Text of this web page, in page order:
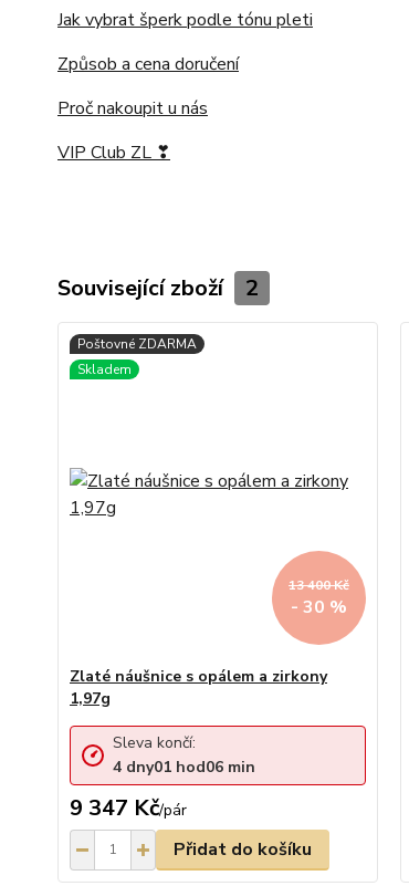
Jak vybrat šperk podle tónu pleti
Způsob a cena doručení
Proč nakoupit u nás
VIP Club ZL ❣
Související zboží 2
13 400 Kč
- 30 %
Zlaté náušnice s opálem a zirkony
1,97g
9 347 Kč/pár
Sleva končí:
4 dny01 hod06 min
Přidat do košíku